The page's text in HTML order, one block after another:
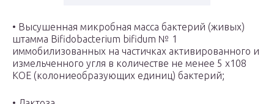
• Высушенная микробная масса бактерий (живых)
штамма Bifidobacterium bifidum № 1
иммобилизованных на частичках активированного и
измельченного угля в количестве не менее 5 х108
КОЕ (колониеобразующих единиц) бактерий;